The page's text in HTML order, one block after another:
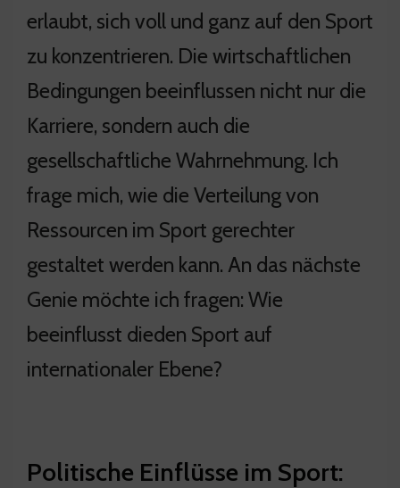
erlaubt, sich voll und ganz auf den Sport
zu konzentrieren. Die wirtschaftlichen
Bedingungen beeinflussen nicht nur die
Karriere, sondern auch die
gesellschaftliche Wahrnehmung. Ich
frage mich, wie die Verteilung von
Ressourcen im Sport gerechter
gestaltet werden kann. An das nächste
Genie möchte ich fragen: Wie
beeinflusst dieden Sport auf
internationaler Ebene?
Politische Einflüsse im Sport: